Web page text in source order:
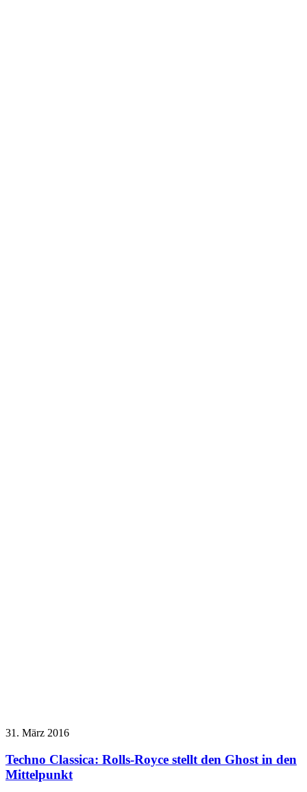
31. März 2016
Techno Classica: Rolls-Royce stellt den Ghost in den
Mittelpunkt